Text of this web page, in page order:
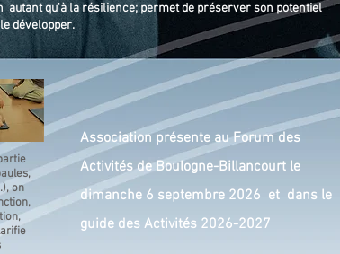
autant qu'à la résilience; permet de préserver son potentiel
développer.
on
Association présente au Forum des
Activitésde Boulogne-Billancourt le
dimanche 6 septembre 2026 et dans le
guide des Activités 2026-2027